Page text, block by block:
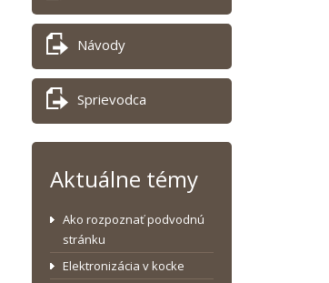
Návody
Sprievodca
Aktuálne témy
Ako rozpoznať podvodnú
stránku
Elektronizácia v kocke